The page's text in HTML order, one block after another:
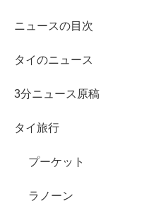
ニュースの目次
タイのニュース
3分ニュース原稿
タイ旅行
プーケット
ラノーン